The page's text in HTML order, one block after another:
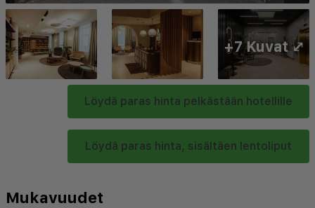
Löydä paras hinta pelkästään hotellille
Löydä paras hinta, sisältäen lentoliput
+7 Kuvat ⤢
Mukavuudet